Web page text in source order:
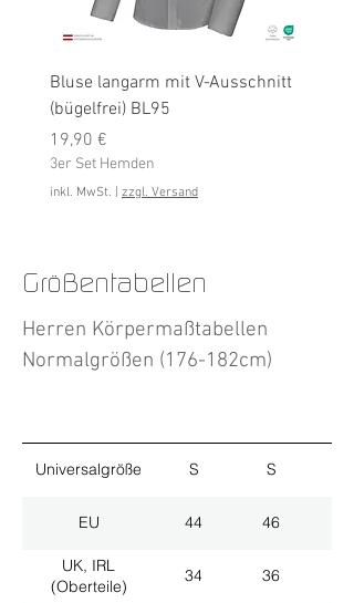
Bluse langarm mit V-Ausschnitt
(bügelfrei) BL95
Preis
19,90 €
3er Set Hemden
inkl. MwSt. zzgl. Versand
Größentabellen
Herren Körpermaßtabellen
Normalgrößen (176-182cm)
Universalgröße S S
EU 44 46
UK, IRL
(Oberteile)
34 36